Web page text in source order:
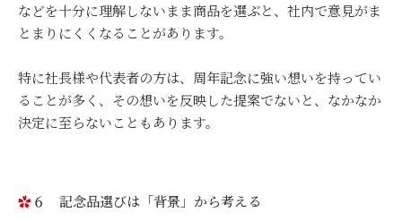
などを十分に理解しないまま商品を選ぶと、社内で意見がま
とまりにくくなることがあります。
特に社長様や代表者の方は、周年記念に強い想いを持ってい
ることが多く、その想いを反映した提案でないと、なかなか
決定に至らないこともあります。
６ 記念品選びは「背景」から考える